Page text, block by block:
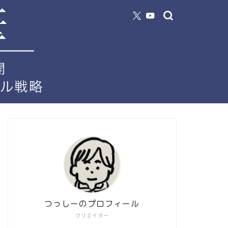
クリエイター
つっしーのプロフィール